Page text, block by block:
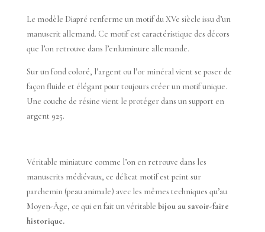
Le modèle Diapré renferme un motif du XVe siècle issu d’un
manuscrit allemand. Ce motif est caractéristique des décors
que l’on retrouve dans l’enluminure allemande.
Sur un fond coloré, l’argent ou l’or minéral vient se poser de
façon fluide et élégant pour toujours créer un motif unique.
Une couche de résine vient le protéger dans un support en
argent 925.
Véritable miniature comme l’on en retrouve dans les
manuscrits médiévaux, ce délicat motif est peint sur
parchemin (peau animale) avec les mêmes techniques qu’au
Moyen-Âge, ce qui en fait un véritable bijou au savoir-faire
historique.